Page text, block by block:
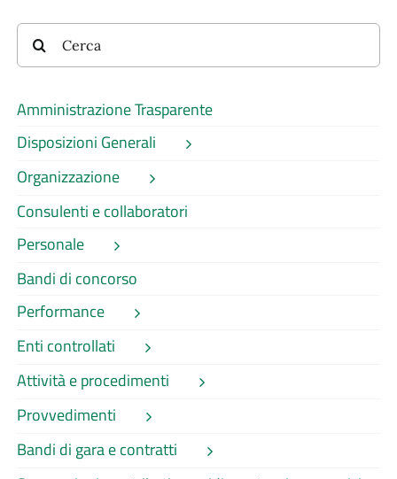
Cerca
per:
Amministrazione Trasparente
Disposizioni Generali
Organizzazione
Consulenti e collaboratori
Personale
Bandi di concorso
Performance
Enti controllati
Attività e procedimenti
Provvedimenti
Bandi di gara e contratti